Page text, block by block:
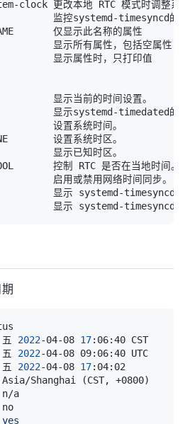
控制 RTC 是否在当地时间。
启用或禁用网络时间同步。（
2022-04-08 17
2022
2022-04-08 17
Shanghai
(CST, +0800)
yes